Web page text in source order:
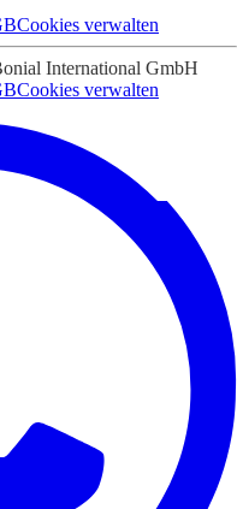
Cookies verwalten
International GmbH
Cookies verwalten